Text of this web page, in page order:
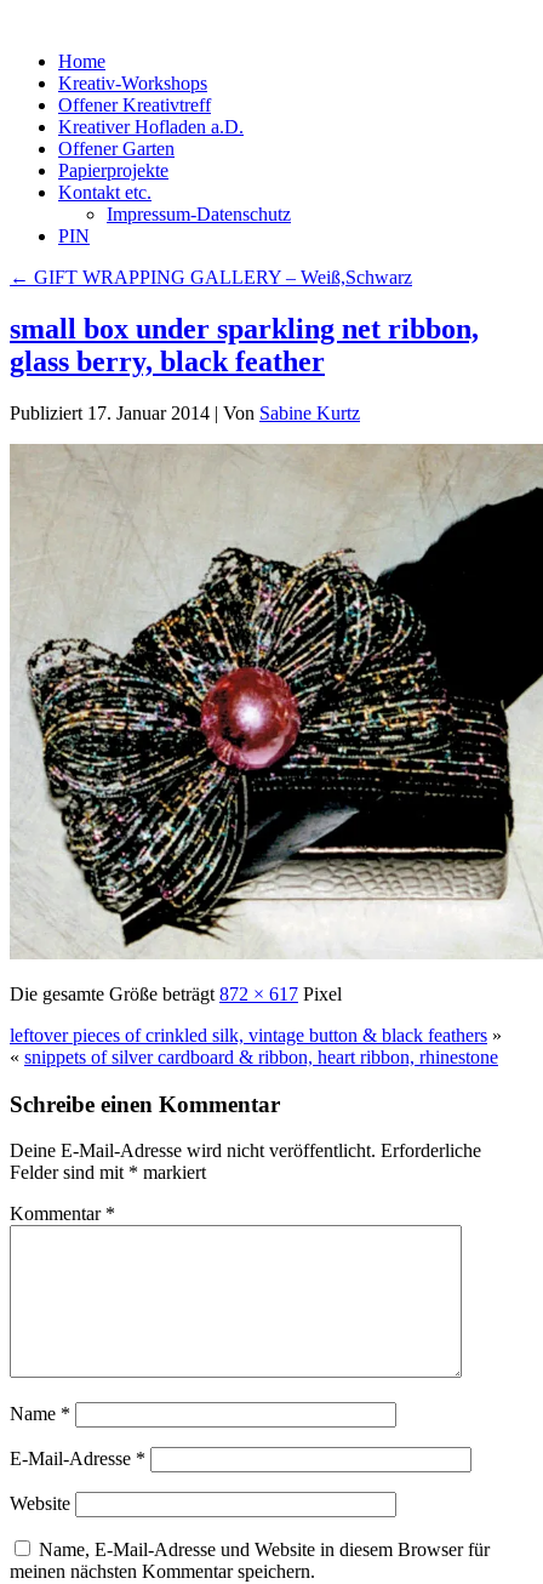
Home
Kreativ-Workshops
Offener Kreativtreff
Kreativer Hofladen a.D.
Offener Garten
Papierprojekte
Kontakt etc.
Impressum-Datenschutz
PIN
← GIFT WRAPPING GALLERY – Weiß,Schwarz
small box under sparkling net ribbon,
glass berry, black feather
Publiziert 17. Januar 2014 | Von Sabine Kurtz
Die gesamte Größe beträgt 872 × 617 Pixel
leftover pieces of crinkled silk, vintage button & black feathers »
« snippets of silver cardboard & ribbon, heart ribbon, rhinestone
Schreibe einen Kommentar
Deine E-Mail-Adresse wird nicht veröffentlicht. Erforderliche
Felder sind mit * markiert
Kommentar *
Name *
E-Mail-Adresse *
Website
Name, E-Mail-Adresse und Website in diesem Browser für
meinen nächsten Kommentar speichern.